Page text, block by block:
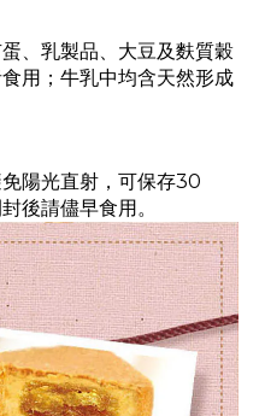
、乳製品、大豆及麩質穀
用；牛乳中均含天然形成
陽光直射，可保存30
後請儘早食用。